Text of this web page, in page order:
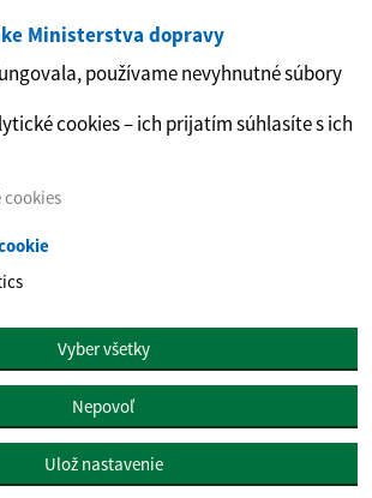
Ministerstva dopravy
používame nevyhnutné súbory
cookies – ich prijatím súhlasíte s ich
cookies
Vyber všetky
Nepovoľ
Ulož nastavenie